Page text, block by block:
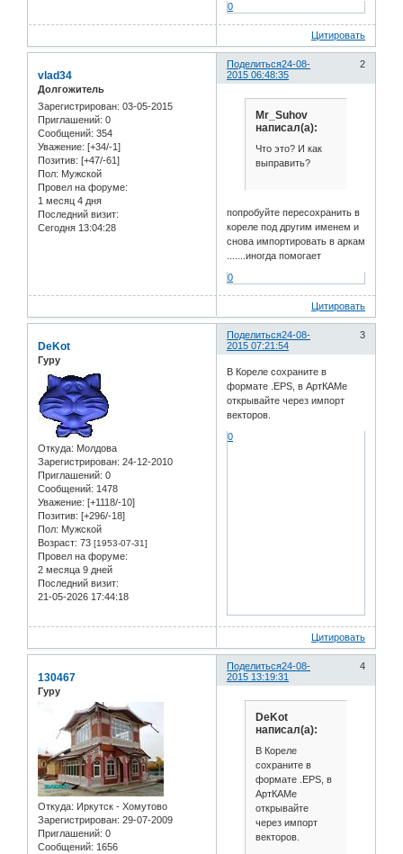
0
Цитировать
Поделиться 2
24-08-
2015 06:48:35
vlad34
Долгожитель
Зарегистрирован: 03-05-2015
Приглашений: 0
Сообщений: 354
Уважение: [+34/-1]
Позитив: [+47/-61]
Пол: Мужской
Провел на форуме:
1 месяц 4 дня
Последний визит:
Сегодня 13:04:28
Mr_Suhov
написал(а):
Что это? И как
выправить?
попробуйте пересохранить в
кореле под другим именем и
снова импортировать в аркам
.......иногда помогает
0
Цитировать
Поделиться 3
24-08-
2015 07:21:54
DeKot
Гуру
Откуда: Молдова
Зарегистрирован: 24-12-2010
Приглашений: 0
Сообщений: 1478
Уважение: [+1118/-10]
Позитив: [+296/-18]
Пол: Мужской
Возраст: 73 [1953-07-31]
Провел на форуме:
2 месяца 9 дней
Последний визит:
21-05-2026 17:44:18
В Кореле сохраните в
формате .EPS, в АртКАМе
открывайте через импорт
векторов.
0
Цитировать
Поделиться 4
24-08-
2015 13:19:31
130467
Гуру
Откуда: Иркутск - Хомутово
Зарегистрирован: 29-07-2009
Приглашений: 0
Сообщений: 1656
DeKot
написал(а):
В Кореле
сохраните в
формате .EPS, в
АртКАМе
открывайте
через импорт
векторов.